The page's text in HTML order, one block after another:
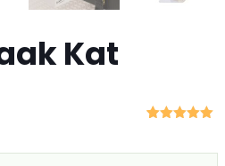
Kat
gebaseerd